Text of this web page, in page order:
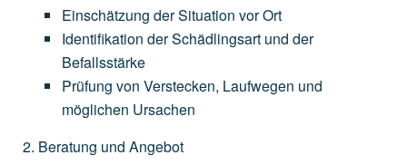
Einschätzung derSituation vorOrt
Identifikation derSchädlingsart und der
Befallsstärke
Prüfung von Verstecken, Laufwegen und
möglichen Ursachen
Beratung und Angebot